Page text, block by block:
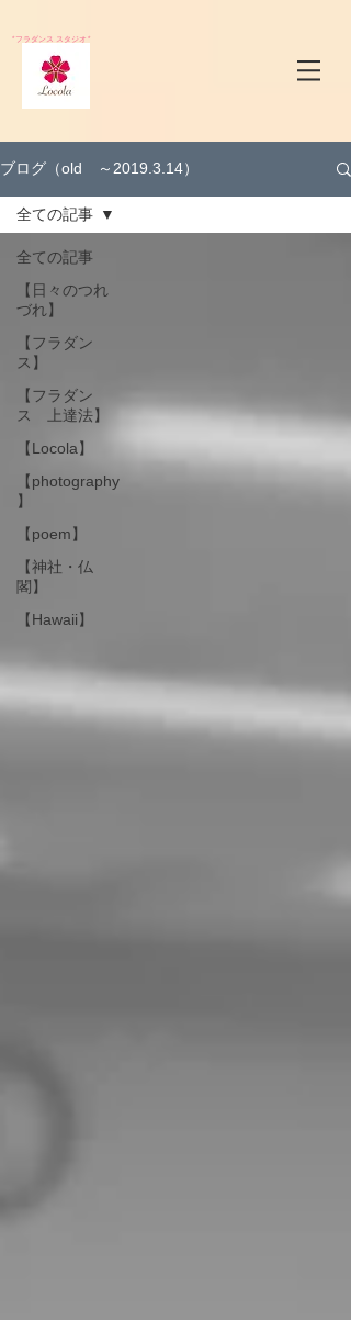
*フラダンス スタジオ*
ブログ（old ～2019.3.14）
全ての記事
【日々のつれ
づれ】
【フラダン
ス】
【フラダン
ス 上達法】
【Locola】
【photography
】
【poem】
【神社・仏
閣】
【Hawaii】
全ての記事